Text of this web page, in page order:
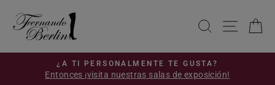
directamente
BUSCAR
diapositivas
¿A TI PERSONALMENTE TE GUSTA?
Entonces ¡visita nuestras salas de exposición!